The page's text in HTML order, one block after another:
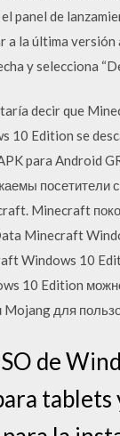
panel de
la última
y selecciona
decir que
10 Edition se
para Android
посетители
Minecraft
Minecraft
Windows 10
10 Edition
для
de